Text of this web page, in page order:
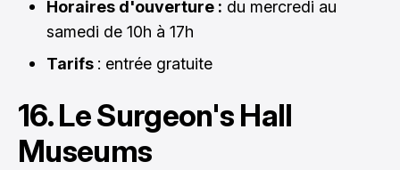
Horaires d'ouverture : du mercredi au
samedi de 10h à 17h
Tarifs : entrée gratuite
16. Le Surgeon's Hall
Museums